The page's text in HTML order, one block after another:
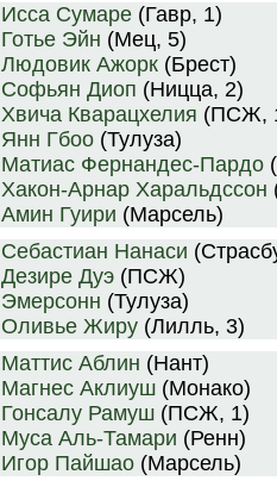
Исса Сумаре (Гавр, 1)
Готье Эйн (Мец, 5)
Людовик Ажорк (Брест)
Софьян Диоп (Ницца, 2)
Хвича Кварацхелия (ПСЖ,
Янн Гбоо (Тулуза)
Матиас Фернандес-Пардо
Хакон-Арнар Харальдссон
Амин Гуири (Марсель)
Себастиан Нанаси
Дезире Дуэ (ПСЖ)
Эмерсонн (Тулуза)
Оливье Жиру (Лилль, 3)
Маттис Аблин (Нант)
Магнес Аклиуш (Монако)
Гонсалу Рамуш (ПСЖ, 1)
Муса Аль-Тамари (Ренн)
Игор Пайшао (Марсель)